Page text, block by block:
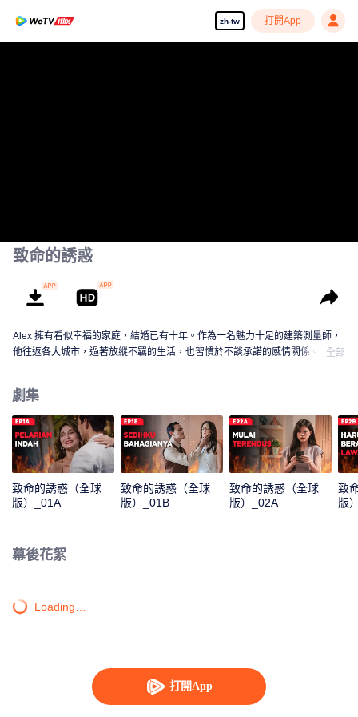
zh-tw 打開App
打開App
致命的誘惑
Alex 擁有看似幸福的家庭，結婚已有十年。作為一名魅力十足的建築測量師，
他往返各大城市，過著放縱不羈的生活，也習慣於不談承諾的感情關係。然
Alex 家庭與人生的致命存在……
全部
劇集
致命的誘惑（全球
版）_01A
致命的誘惑（全球
版）_01B
致命的誘惑（全球
版）_02A
致
版
幕後花絮
Loading…